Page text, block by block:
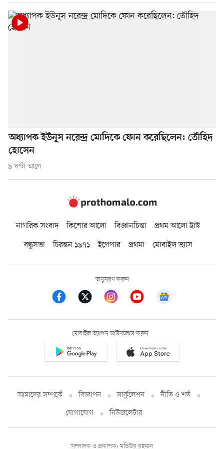
অধ্যাপক ইউনূস নরেন্দ্র মোদিকে ফোন করেছিলেন: তৌহিদ
হোসেন
৯ ঘণ্টা আগে
নাগরিক সংবাদ কিশোর আলো বিজ্ঞানচিন্তা
প্রথম আলো ট্রাস্ট
বন্ধুসভা
চিরন্তন ১৯৭১ ইপেপার প্রথমা মোবাইল ভ্যাস
অনুসরণ করুন
মোবাইল অ্যাপস ডাউনলোড করুন
আমাদের সম্পর্কে বিজ্ঞাপন সার্কুলেশন
নীতি ও শর্ত
যোগাযোগ
নিউজলেটার
সম্পাদক ও প্রকাশক: মতিউর রহমান